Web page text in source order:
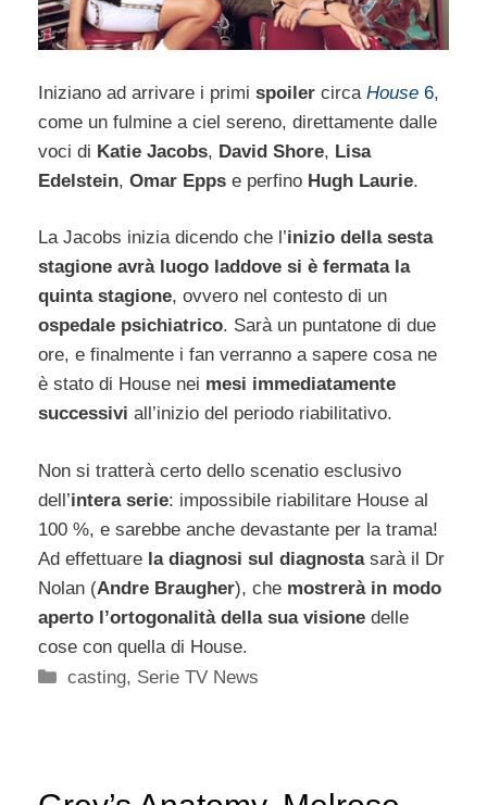
Iniziano ad arrivare i primi spoiler circa House 6,
come un fulmine a ciel sereno, direttamente dalle
voci di Katie Jacobs, David Shore, Lisa
Edelstein, Omar Epps e perfino Hugh Laurie.
La Jacobs inizia dicendo che l’inizio della sesta
stagione avrà luogo laddove si è fermata la
quinta stagione, ovvero nel contesto di un
ospedale psichiatrico. Sarà un puntatone di due
ore, e finalmente i fan verranno a sapere cosa ne
è stato di House nei mesi immediatamente
successivi all’inizio del periodo riabilitativo.
Non si tratterà certo dello scenatio esclusivo
dell’intera serie: impossibile riabilitare House al
100 %, e sarebbe anche devastante per la trama!
Ad effettuare la diagnosi sul diagnosta sarà il Dr
Nolan (Andre Braugher), che mostrerà in modo
aperto l’ortogonalità della sua visione delle
cose con quella di House.
Categorie
casting, Serie TV News